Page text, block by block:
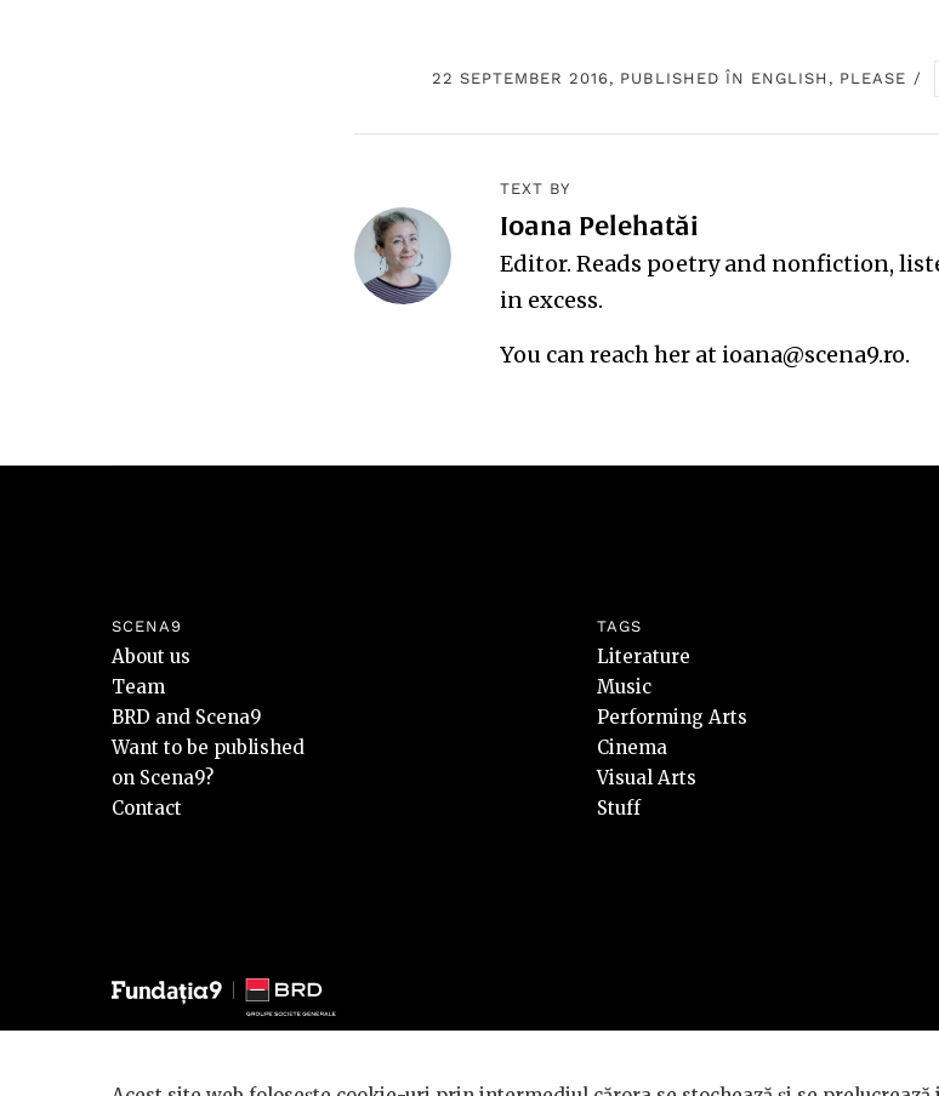
22 SEPTEMBER 2016, PUBLISHED ÎN ENGLISH, PLEASE /
TEXT BY
Ioana Pelehatăi
Editor. Reads poetry and nonfiction,
in excess.
You can reach her at ioana@scena9.ro.
SCENA9
About us
Team
BRD and Scena9
Want to be published
on Scena9?
Contact
TAGS
Literature
Music
Performing Arts
Cinema
Visual Arts
Stuff